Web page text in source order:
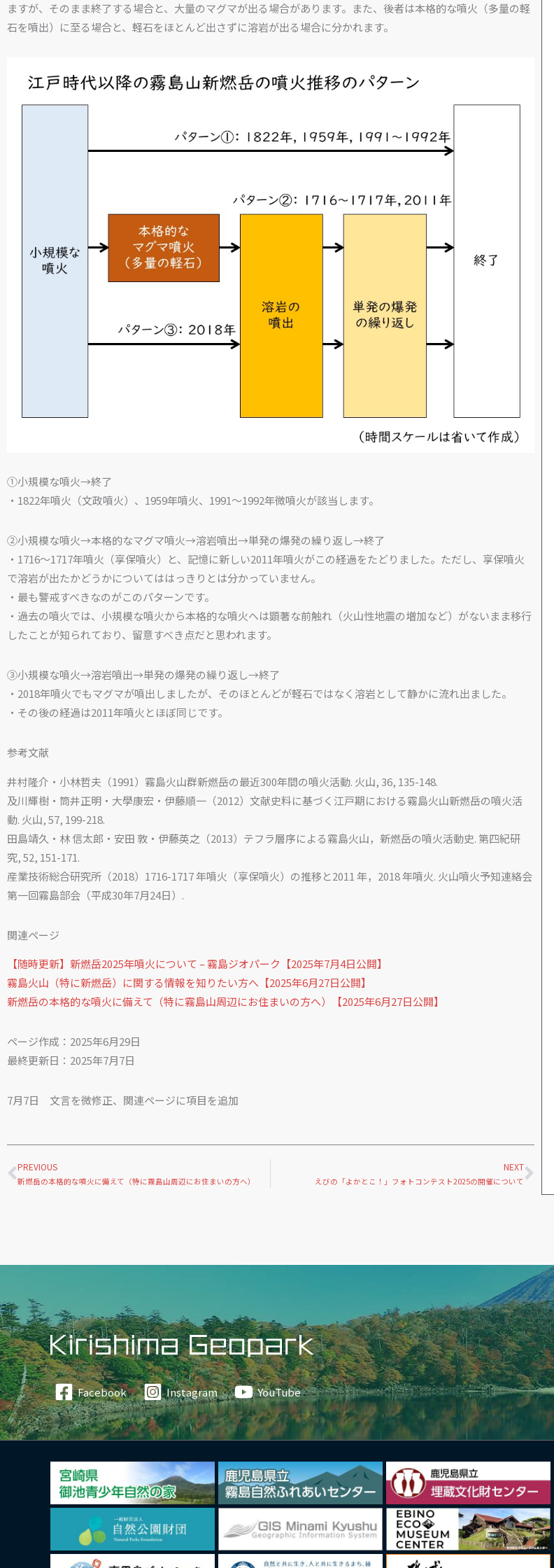
ますが、そのまま終了する場合と、大量のマグマが出る場合があります。また、後者は本格的な噴火（多量の軽
石を噴出）に至る場合と、軽石をほとんど出さずに溶岩が出る場合に分かれます。
①小規模な噴火→終了
・1822年噴火（文政噴火）、1959年噴火、1991～1992年微噴火が該当します。
②小規模な噴火→本格的なマグマ噴火→溶岩噴出→単発の爆発の繰り返し→終了
・1716～1717年噴火（享保噴火）と、記憶に新しい2011年噴火がこの経過をたどりました。ただし、享保噴火
で溶岩が出たかどうかについてははっきりとは分かっていません。
・最も警戒すべきなのがこのパターンです。
・過去の噴火では、小規模な噴火から本格的な噴火へは顕著な前触れ（火山性地震の増加など）がないまま移行
したことが知られており、留意すべき点だと思われます。
③小規模な噴火→溶岩噴出→単発の爆発の繰り返し→終了
・2018年噴火でもマグマが噴出しましたが、そのほとんどが軽石ではなく溶岩として静かに流れ出ました。
・その後の経過は2011年噴火とほぼ同じです。
参考文献
井村隆介・小林哲夫（1991）霧島火山群新燃岳の最近300年間の噴火活動. 火山, 36, 135-148.
及川輝樹・筒井正明・大學康宏・伊藤順一（2012）文献史料に基づく江戸期における霧島火山新燃岳の噴火活
動. 火山, 57, 199-218.
田島靖久・林 信太郎・安田 敦・伊藤英之（2013）テフラ層序による霧島火山，新燃岳の噴火活動史. 第四紀研
究, 52, 151-171.
産業技術総合研究所（2018）1716-1717 年噴火（享保噴火）の推移と2011 年，2018 年噴火. 火山噴火予知連絡会
第一回霧島部会（平成30年7月24日）.
関連ページ
【随時更新】新燃岳2025年噴火について – 霧島ジオパーク【2025年7月4日公開】
霧島火山（特に新燃岳）に関する情報を知りたい方へ【2025年6月27日公開】
新燃岳の本格的な噴火に備えて（特に霧島山周辺にお住まいの方へ）【2025年6月27日公開】
ページ作成：2025年6月29日
最終更新日：2025年7月7日
7月7日 文言を微修正、関連ページに項目を追加
Prev
PREVIOUS
新燃岳の本格的な噴火に備えて（特に霧島山周辺にお住まいの方へ）
NEXT
えびの「よかとこ！」フォトコンテスト2025の開催について
Next
Facebook Instagram YouTube